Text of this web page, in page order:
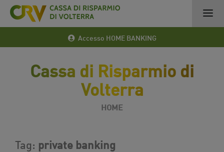
Accesso HOME BANKING
Cassa di Risparmio di
Volterra
HOME
Tag: private banking